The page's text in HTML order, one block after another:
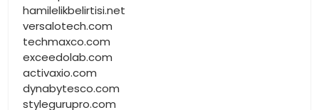
hamilelikbelirtisi.net
versalotech.com
techmaxco.com
exceedolab.com
activaxio.com
dynabytesco.com
stylegurupro.com